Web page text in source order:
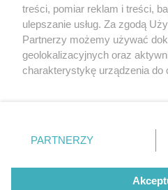
Nie zapomnij
zapoznać się z:
polityką prywatności
Twojemiasto
Piekary Śląskie
Chorzów
Tarnowskie Góry
Gliwice
treści, pomiar reklam i treści,
ulepszanie usług. Za zgodą
Partnerzy możemy używać
geolokalizacyjnych oraz
charakterystykę urządzenia do
zmienić/wycofać klikając
znajdujący się w lewym
rodzaje przetwarzania danych
użytkownika, ale masz prawo
PARTNERZY